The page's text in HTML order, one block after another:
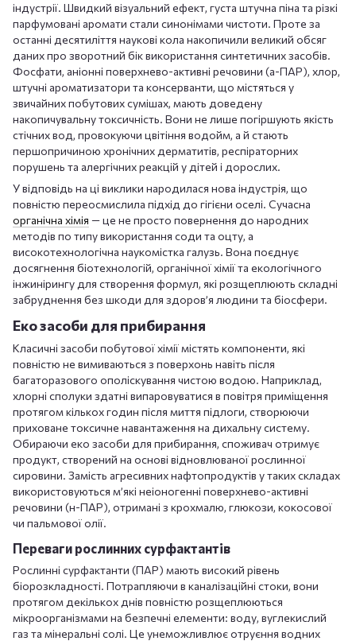
індустрії. Швидкий візуальний ефект, густа штучна піна та різкі
парфумовані аромати стали синонімами чистоти. Проте за
останні десятиліття наукові кола накопичили великий обсяг
даних про зворотний бік використання синтетичних засобів.
Фосфати, аніонні поверхнево-активні речовини (а-ПАР), хлор,
штучні ароматизатори та консерванти, що містяться у
звичайних побутових сумішах, мають доведену
накопичувальну токсичність. Вони не лише погіршують якість
стічних вод, провокуючи цвітіння водойм, а й стають
першопричиною хронічних дерматитів, респіраторних
порушень та алергічних реакцій у дітей і дорослих.
У відповідь на ці виклики народилася нова індустрія, що
повністю переосмислила підхід до гігієни оселі. Сучасна
органічна хімія — це не просто повернення до народних
методів по типу використання соди та оцту, а
високотехнологічна наукомістка галузь. Вона поєднує
досягнення біотехнологій, органічної хімії та екологічного
інжинірингу для створення формул, які розщеплюють складні
забруднення без шкоди для здоров’я людини та біосфери.
Еко засоби для прибирання
Класичні засоби побутової хімії містять компоненти, які
повністю не вимиваються з поверхонь навіть після
багаторазового ополіскування чистою водою. Наприклад,
хлорні сполуки здатні випаровуватися в повітря приміщення
протягом кількох годин після миття підлоги, створюючи
приховане токсичне навантаження на дихальну систему.
Обираючи еко засоби для прибирання, споживач отримує
продукт, створений на основі відновлюваної рослинної
сировини. Замість агресивних нафтопродуктів у таких складах
використовуються м’які неіоногенні поверхнево-активні
речовини (н-ПАР), отримані з крохмалю, глюкози, кокосової
чи пальмової олії.
Переваги рослинних сурфактантів
Рослинні сурфактанти (ПАР) мають високий рівень
біорозкладності. Потрапляючи в каналізаційні стоки, вони
протягом декількох днів повністю розщеплюються
мікроорганізмами на безпечні елементи: воду, вуглекислий
газ та мінеральні солі. Це унеможливлює отруєння водних